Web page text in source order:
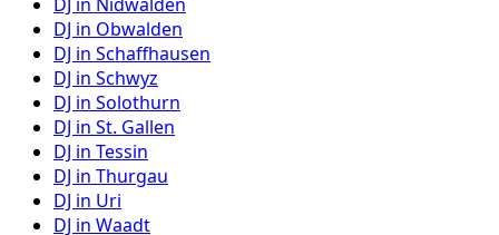
DJ in Obwalden
DJ in Schaffhausen
DJ in Schwyz
DJ in Solothurn
DJ in St. Gallen
DJ in Tessin
DJ in Thurgau
DJ in Uri
DJ in Waadt